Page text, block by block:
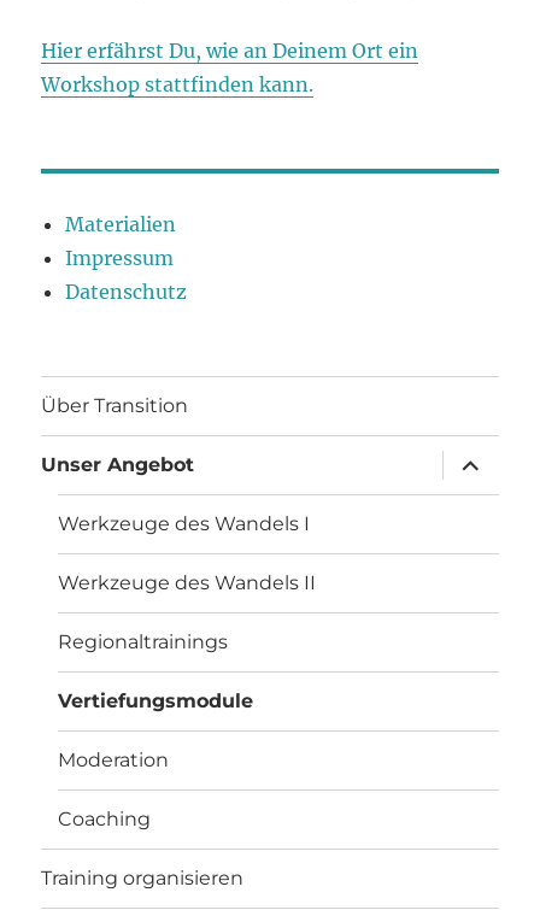
Hier erfährst Du, wie an Deinem Ort ein
Workshop stattfinden kann.
Materialien
Impressum
Datenschutz
Über Transition
Unser Angebot
öffnen
Werkzeuge des Wandels I
Werkzeuge des Wandels II
Regionaltrainings
Vertiefungsmodule
Moderation
Coaching
Training organisieren